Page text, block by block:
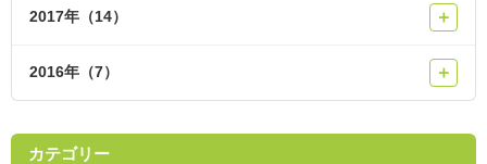
2017年（14） ＋
2016年（7） ＋
カテゴリー